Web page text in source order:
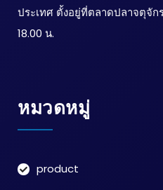
ประเทศ ตั้งอยู่ที่ตลาดปลาจตุจัก
18.00 น.
หมวดหมู่
product